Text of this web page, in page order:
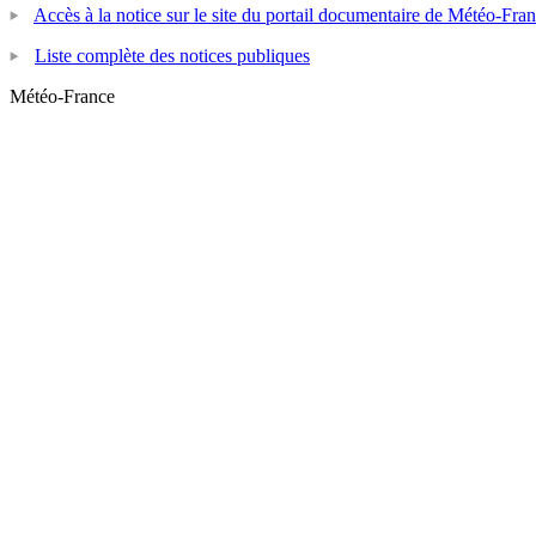
Accès à la notice sur le site du portail documentaire de Météo-
Liste complète des notices publiques
Météo-France